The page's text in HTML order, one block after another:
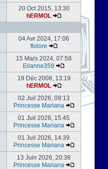
20 Oct 2015, 13:30
hERMOL
04 Avr 2024, 17:06
flolore
15 Mars 2024, 07:58
Elianne359
19 Déc 2008, 13:19
hERMOL
02 Juil 2026, 09:13
Princesse Mariana
01 Juil 2026, 15:45
Princesse Mariana
01 Juil 2026, 14:39
Princesse Mariana
13 Juin 2026, 20:38
Princesse Mariana